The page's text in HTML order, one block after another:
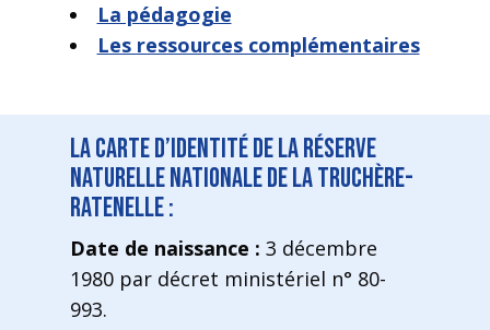
La pédagogie
Les ressources complémentaires
La carte d’identité de la Réserve
Naturelle Nationale de La Truchère-
Ratenelle :
Date de naissance : 3 décembre
1980 par décret ministériel n° 80-
993.